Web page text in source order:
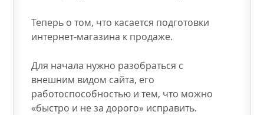
Теперь о том, что касается подготовки
интернет-магазина к продаже.
Для начала нужно разобраться с
внешним видом сайта, его
работоспособностью и тем, что можно
«быстро и не за дорого» исправить.